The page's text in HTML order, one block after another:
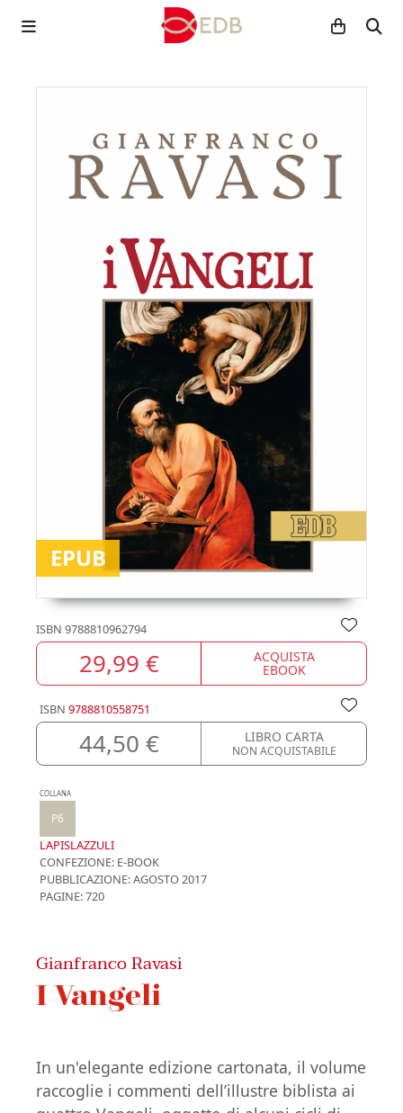
EPUB
ISBN 9788810962794
29,99 € ACQUISTA
EBOOK
ISBN 9788810558751
44,50 € LIBRO CARTA
NON ACQUISTABILE
COLLANA
P6
LAPISLAZZULI
CONFEZIONE: E-BOOK
PUBBLICAZIONE:AGOSTO 2017
PAGINE: 720
Gianfranco Ravasi
I Vangeli
In un'elegante edizione cartonata, il volume
raccoglie i commenti dell’illustre biblista ai